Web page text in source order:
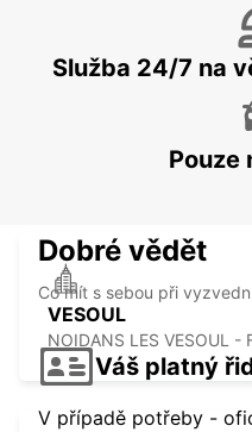
DIJON RAILWAY
DIJON - FRANCE
VESOUL
NOIDANS LES VESOUL -
Služba 24/7 na
Pouze
Dobré vědět
Co mít s sebou při
Váš platný
V případě potřeby -